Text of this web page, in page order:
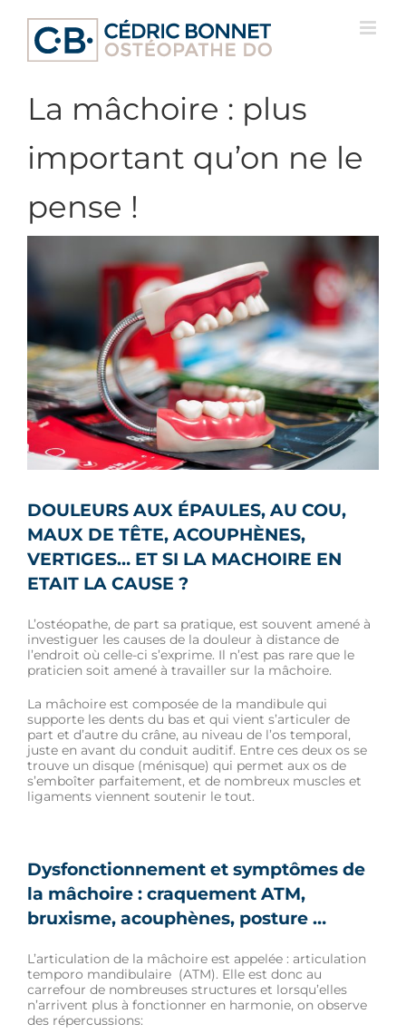
contenu
La mâchoire : plus
important qu’on ne le
pense !
DOULEURS AUX ÉPAULES, AU COU,
MAUX DE TÊTE, ACOUPHÈNES,
VERTIGES… ET SI LA MACHOIRE EN
ETAIT LA CAUSE ?
L’ostéopathe, de part sa pratique, est souvent amené à
investiguer les causes de la douleur à distance de
l’endroit où celle-ci s’exprime. Il n’est pas rare que le
praticien soit amené à travailler sur la mâchoire.
La mâchoire est composée de la mandibule qui
supporte les dents du bas et qui vient s’articuler de
part et d’autre du crâne, au niveau de l’os temporal,
juste en avant du conduit auditif. Entre ces deux os se
trouve un disque (ménisque) qui permet aux os de
s’emboîter parfaitement, et de nombreux muscles et
ligaments viennent soutenir le tout.
Dysfonctionnement et symptômes de
la mâchoire : craquement ATM,
bruxisme, acouphènes, posture …
L’articulation de la mâchoire est appelée : articulation
temporo mandibulaire (ATM). Elle est donc au
carrefour de nombreuses structures et lorsqu’elles
n’arrivent plus à fonctionner en harmonie, on observe
des répercussions: